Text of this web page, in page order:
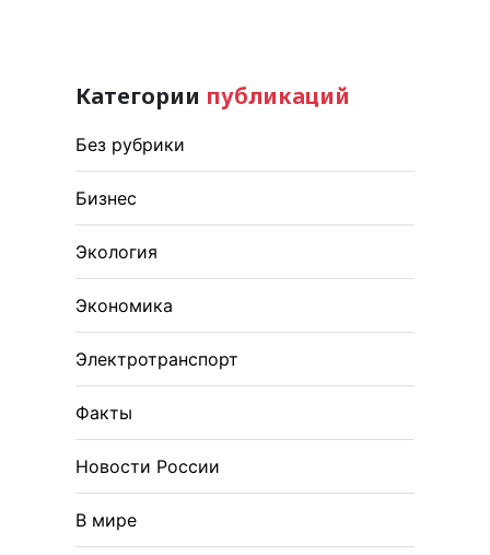
Категории публикаций
Без рубрики
Бизнес
Экология
Экономика
Электротранспорт
Факты
Новости России
В мире